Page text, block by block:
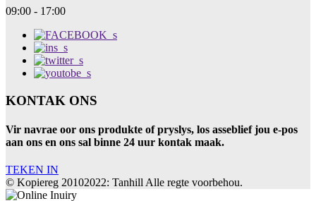
09:00 - 17:00
KONTAK ONS
Vir navrae oor ons produkte of pryslys, los asseblief jou e-pos
aan ons en ons sal binne 24 uur kontak maak.
TEKEN IN
© Kopiereg 20102022: Tanhill Alle regte voorbehou.